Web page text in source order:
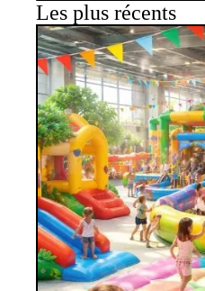
Les plus récents